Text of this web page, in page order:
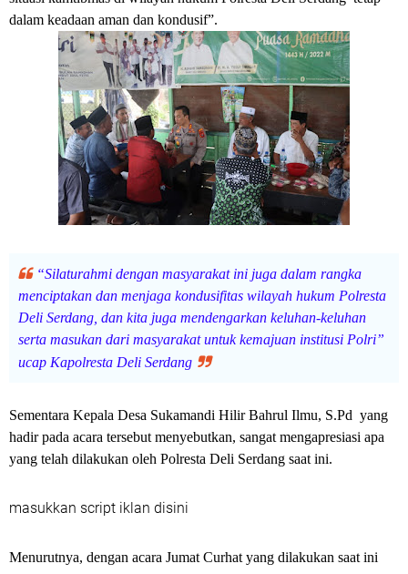
dalam keadaan aman dan kondusif”.
“Silaturahmi dengan masyarakat ini juga dalam rangka
menciptakan dan menjaga kondusifitas wilayah hukum Polresta
Deli Serdang, dan kita juga mendengarkan keluhan-keluhan
serta masukan dari masyarakat untuk kemajuan institusi Polri”
ucap Kapolresta Deli Serdang
Sementara Kepala Desa Sukamandi Hilir Bahrul Ilmu, S.Pd yang
hadir pada acara tersebut menyebutkan, sangat mengapresiasi apa
yang telah dilakukan oleh Polresta Deli Serdang saat ini.
masukkan script iklan disini
Menurutnya, dengan acara Jumat Curhat yang dilakukan saat ini